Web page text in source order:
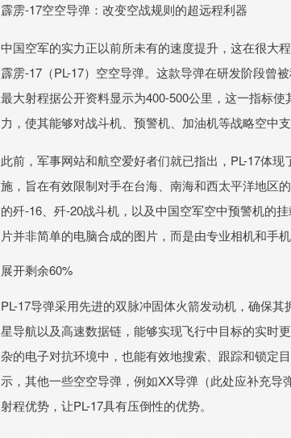
霹雳-17空空导弹：改变空战规则的超远程利器
中国空军的实力正以前所未有的速度提升，这在很大
霹雳-17（PL-17）空空导弹。这款导弹在研发阶段曾
最大射程据公开资料显示为400-500公里，这一指标
力，使其能够对战斗机、预警机、加油机等战略空中
此前，军事网站和航空爱好者们就已指出，PL-17体
施，旨在有效限制对手在台海、南海和西太平洋地区
的歼-16、歼-20战斗机，以及中国空军空中预警机的
片并非简单的电脑合成的图片，而是由专业相机和手
展开剩余60%
PL-17导弹采用先进的双脉冲固体火箭发动机，确保
星导航以及高速数据链，能够实现飞行中目标的实时
杂的电子对抗环境中，也能有效地搜索、跟踪和锁定
示，其他一些空空导弹，例如XX导弹（此处应补充
射程优势，让PL-17具有压倒性的优势。